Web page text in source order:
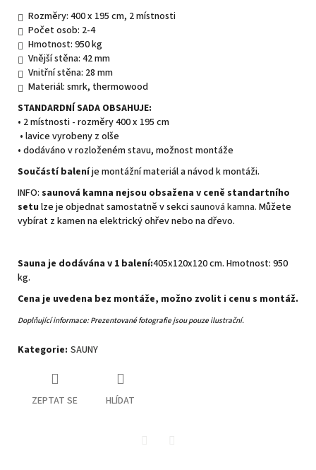
Rozměry: 400 x 195 cm, 2 místnosti
Počet osob: 2-4
Hmotnost: 950 kg
Vnější stěna: 42 mm
Vnitřní stěna: 28 mm
Materiál: smrk, thermowood
STANDARDNÍ SADA OBSAHUJE:
• 2 místnosti - rozměry 400 x 195 cm
• lavice vyrobeny z olše
• dodáváno v rozloženém stavu, možnost montáže
Součástí baleníje montážní materiál a návod k montáži.
INFO: saunová kamna nejsou obsažena v ceně standartního
setu lze je objednat samostatně v sekcisaunová kamna. Můžete
vybírat z kamen na elektrický ohřev nebo na dřevo.
Sauna je dodávána v 1 balení:405x120x120 cm. Hmotnost: 950
kg.
Cena je uvedena bez montáže, možno zvolit i cenu s montáž.
Doplňující informace: Prezentované fotografie jsou pouze ilustrační.
Kategorie: SAUNY
ZEPTAT SE HLÍDAT